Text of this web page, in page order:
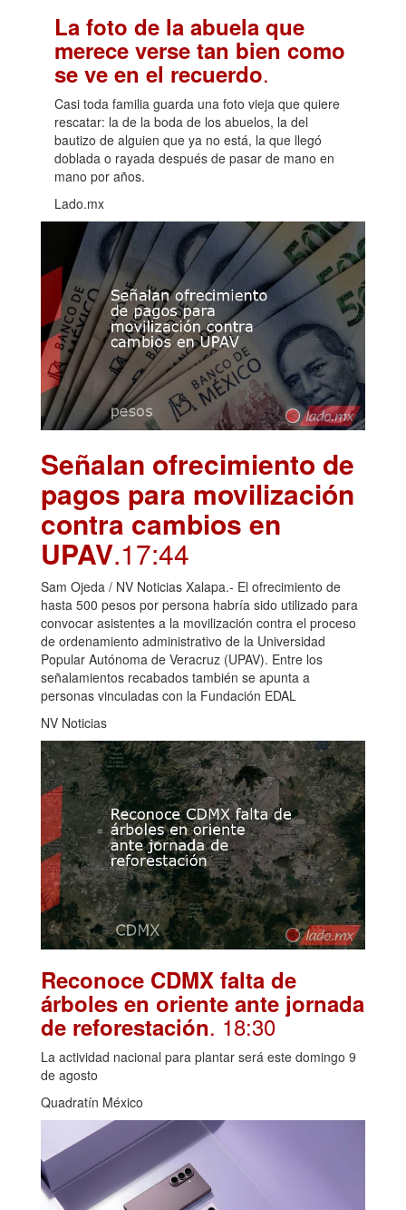
La foto de la abuela que
merece verse tan bien como
se ve en el recuerdo.
Casi toda familia guarda una foto vieja que quiere
rescatar: la de la boda de los abuelos, la del
bautizo de alguien que ya no está, la que llegó
doblada o rayada después de pasar de mano en
mano por años.
Lado.mx
Señalan ofrecimiento de
pagos para movilización
contra cambios en
UPAV.17:44
Sam Ojeda / NV Noticias Xalapa.- El ofrecimiento de
hasta 500 pesos por persona habría sido utilizado para
convocar asistentes a la movilización contra el proceso
de ordenamiento administrativo de la Universidad
Popular Autónoma de Veracruz (UPAV). Entre los
señalamientos recabados también se apunta a
personas vinculadas con la Fundación EDAL
NV Noticias
Reconoce CDMX falta de
árboles en oriente ante jornada
de reforestación. 18:30
La actividad nacional para plantar será este domingo 9
de agosto
Quadratín México